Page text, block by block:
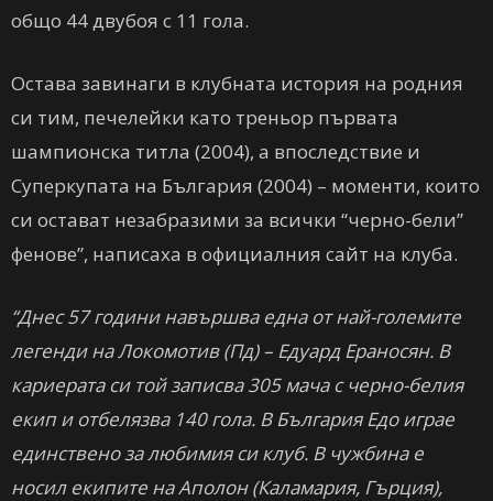
общо 44 двубоя с 11 гола.
Остава завинаги в клубната история на родния
си тим, печелейки като треньор първата
шампионска титла (2004), а впоследствие и
Суперкупата на България (2004) – моменти, които
си остават незабразими за всички “черно-бели”
фенове”, написаха в официалния сайт на клуба.
“Днес 57 години навършва една от най-големите
легенди на Локомотив (Пд) – Едуард Ераносян. В
кариерата си той записва 305 мача с черно-белия
екип и отбелязва 140 гола. В България Едо играе
единствено за любимия си клуб. В чужбина е
носил екипите на Аполон (Каламария, Гърция),